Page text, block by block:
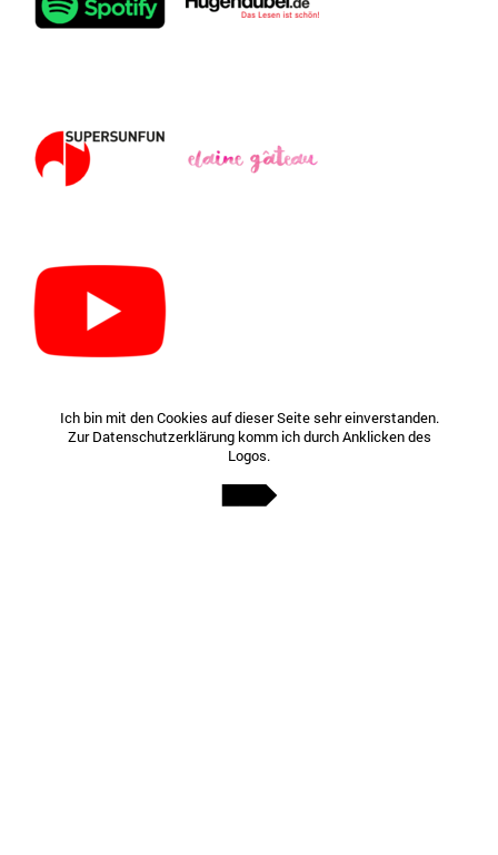
Ich bin mit den Cookies auf dieser Seite sehr einverstanden.
Zur Datenschutzerklärung komm ich durch Anklicken des
Logos.